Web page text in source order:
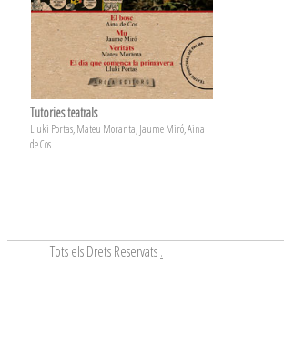
Tutories teatrals
Lluki Portas, Mateu Moranta, Jaume Miró, Aina
de Cos
Tots els Drets Reservats.